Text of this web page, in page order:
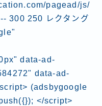
pagead/js/
300 250 レクタング
data-ad-
data-ad-
(adsbygoogle
</script>